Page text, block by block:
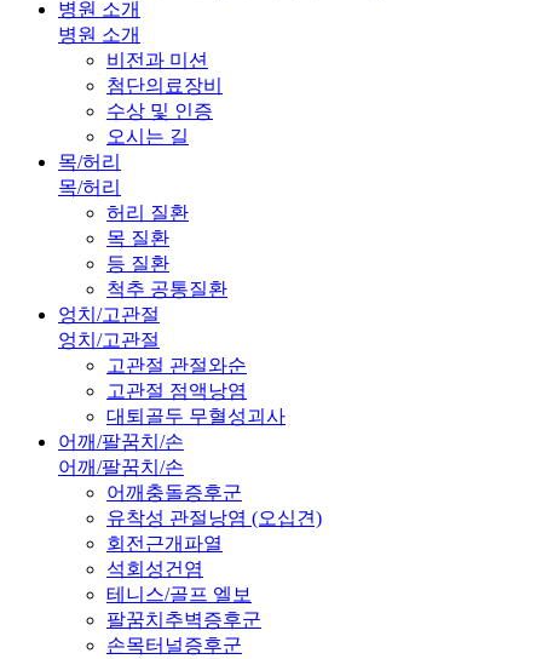
병원 소개
병원 소개
비전과 미션
첨단의료장비
수상 및 인증
오시는 길
목/허리
목/허리
허리 질환
목 질환
등 질환
척추 공통질환
엉치/고관절
엉치/고관절
고관절 관절와순
고관절 점액낭염
대퇴골두 무혈성괴사
어깨/팔꿈치/손
어깨/팔꿈치/손
어깨충돌증후군
유착성 관절낭염 (오십견)
회전근개파열
석회성건염
테니스/골프 엘보
팔꿈치추벽증후군
손목터널증후군